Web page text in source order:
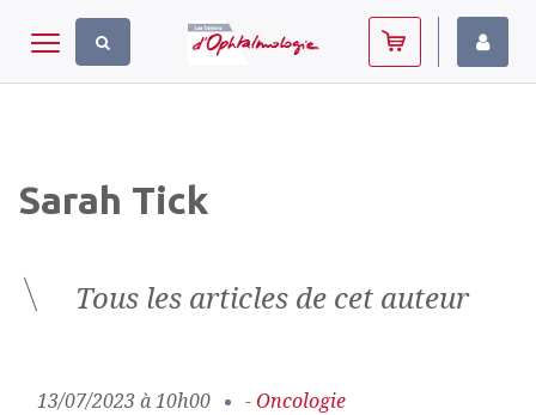
Toggle navigation
Sarah Tick
Tous les articles de cet auteur
13/07/2023 à 10h00 -Oncologie
Panneau de gestion des cookies